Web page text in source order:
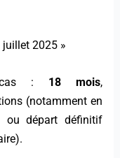
juillet 2025 »
: 18 mois,
(notamment en
ou départ définitif